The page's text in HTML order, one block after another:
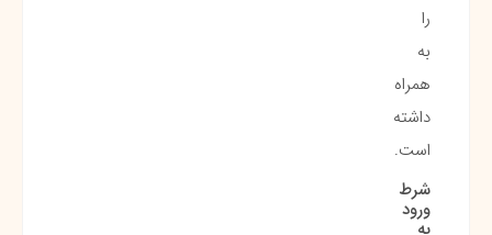
را
به
همراه
داشته
است.
شرط
ورود
به